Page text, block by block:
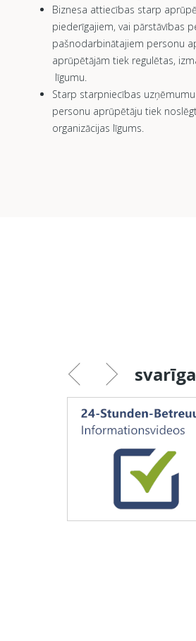
Biznesa attiecības starp
piederīgajiem, vai pārstāvības
pašnodarbinātajiem personu
aprūpētājām tiek regulētas,
līgumu.
Starp starpniecības
personu aprūpētāju tiek
organizācijas līgums.